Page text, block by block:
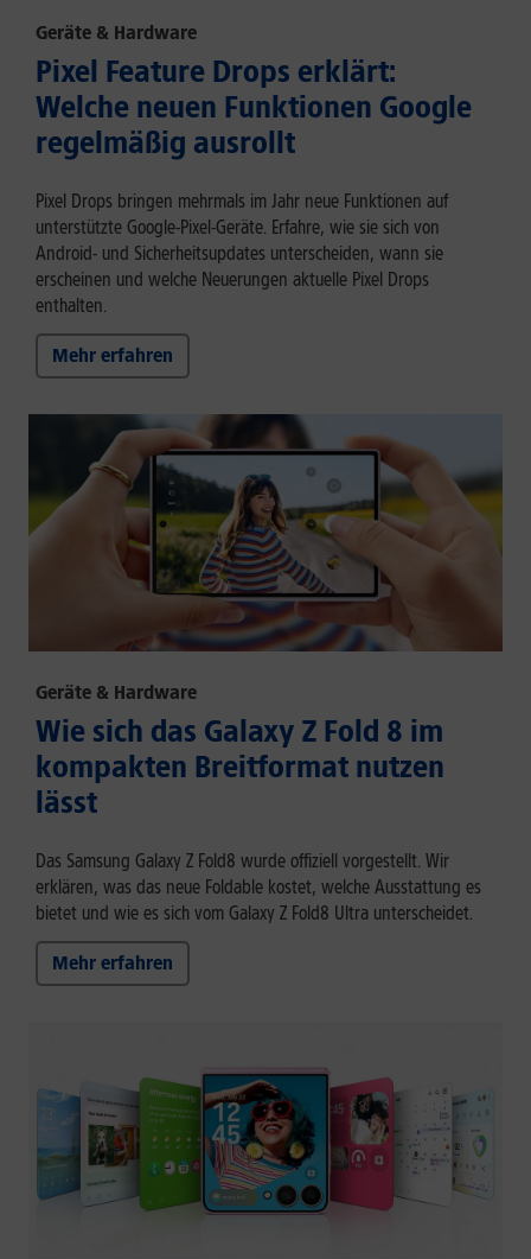
Geräte & Hardware
Pixel Feature Drops erklärt:
Welche neuen Funktionen Google
regelmäßig ausrollt
Pixel Drops bringen mehrmals im Jahr neue Funktionen auf
unterstützte Google-Pixel-Geräte. Erfahre, wie sie sich von
Android- und Sicherheitsupdates unterscheiden, wann sie
erscheinen und welche Neuerungen aktuelle Pixel Drops
enthalten.
Mehr erfahren
Geräte & Hardware
Wie sich das Galaxy Z Fold 8 im
kompakten Breitformat nutzen
lässt
Das Samsung Galaxy Z Fold8 wurde offiziell vorgestellt. Wir
erklären, was das neue Foldable kostet, welche Ausstattung es
bietet und wie es sich vom Galaxy Z Fold8 Ultra unterscheidet.
Mehr erfahren